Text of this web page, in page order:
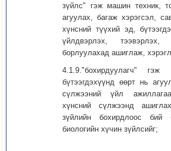
зүйлс" гэж машин техник,
агуулах, багаж хэрэгсэл,
хүнсний түүхий эд,
үйлдвэрлэх, тээвэрлэх,
борлуулахад ашиглаж,
4.1.9."бохирдуулагч" гэж
бүтээгдэхүүнд өөрт нь
сүлжээний үйл
хүнсний сүлжээнд
зүйлийн бохирдлоос бий
биологийн хүчин зүйлсийг;